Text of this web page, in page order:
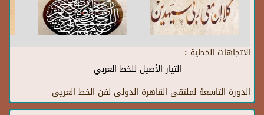
الاتجاهات الخطية :
التيار الأصيل للخط العربي
الدورة التاسعة لملتقى القاهرة الدولى لفن الخط العريى